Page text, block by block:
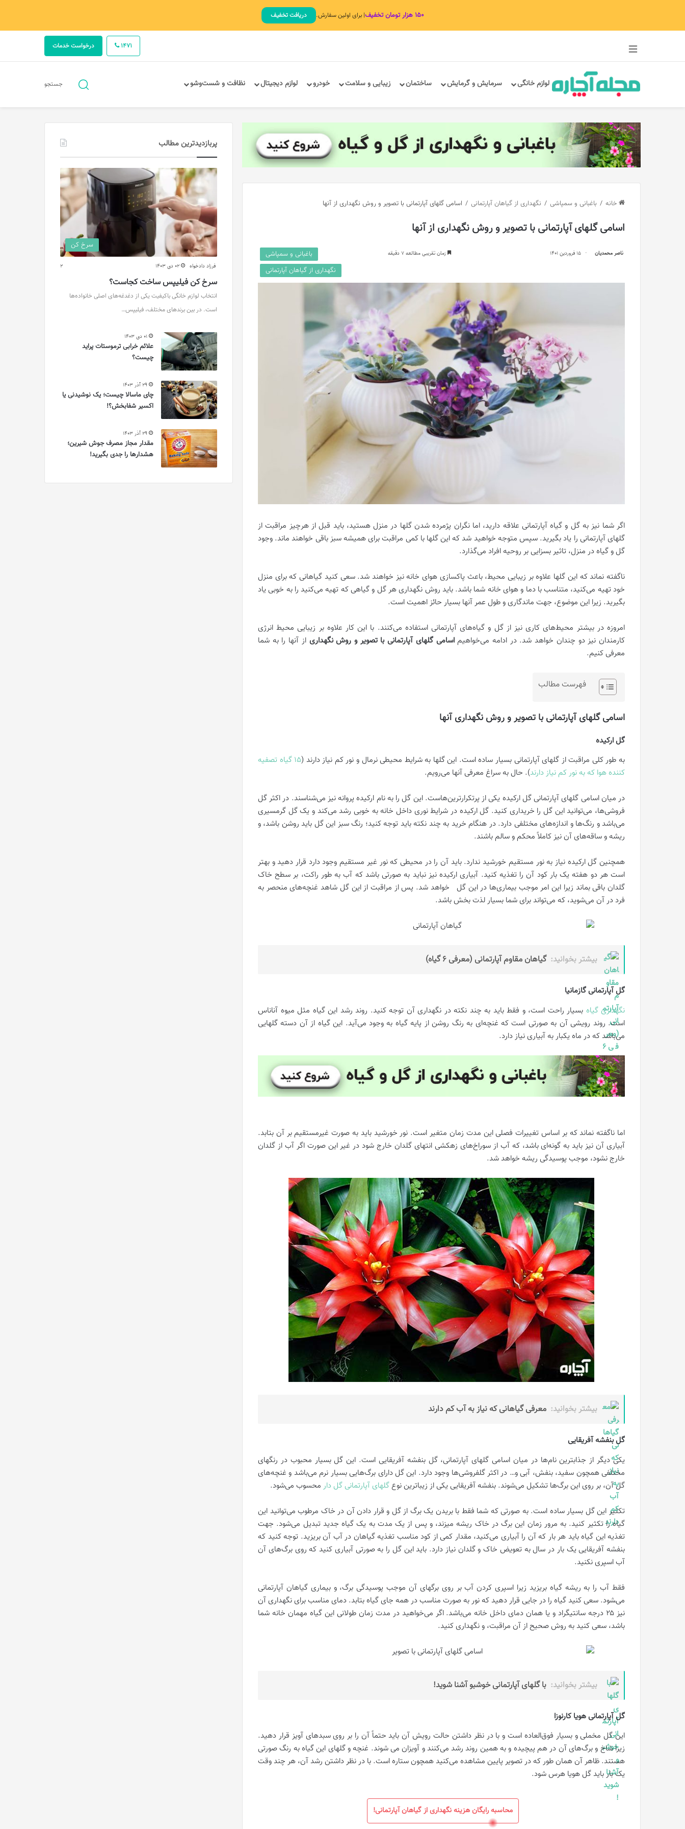
۱۵۰ هزار تومان تخفیف | برای اولین سفارش. دریافت تخفیف
درخواست خدمات 1471
لوازم خانگی سرمایش و گرمایش ساختمان زیبایی و سلامت خودرو لوازم دیجیتال نظافت و شست‌وشو جستجوجستجو
خانه / باغبانی و سمپاشی / نگهداری از گیاهان آپارتمانی / اسامی گلهای آپارتمانی با تصویر و روش نگهداری از آنها
اسامی گلهای آپارتمانی با تصویر و روش نگهداری از آنها
ناصر محمدیان 15 فروردین 1401 زمان تقریبی مطالعه 7 دقیقه
باغبانی و سمپاشی
نگهداری از گیاهان آپارتمانی
اگر شما نیز به گل و گیاه آپارتمانی علاقه دارید، اما نگران پژمرده شدن گلها در منزل هستید، باید قبل از هرچیز مراقبت از
گلهای آپارتمانی را یاد بگیرید. سپس متوجه خواهید شد که این گلها با کمی مراقبت برای همیشه سبز باقی خواهند ماند. وجود
گل و گیاه در منزل، تاثیر بسزایی بر روحیه افراد می‌گذارد.
ناگفته نماند که این گلها علاوه بر زیبایی محیط، باعث پاکسازی هوای خانه نیز خواهند شد. سعی کنید گیاهانی که برای منزل
خود تهیه می‌کنید، متناسب با دما و هوای خانه شما باشد. باید روش نگهداری هر گل و گیاهی که تهیه می‌کنید را به خوبی یاد
بگیرید. زیرا این موضوع، جهت ماندگاری و طول عمر آنها بسیار حائز اهمیت است.
امروزه در بیشتر محیط‌‌‌های کاری نیز از گل و گیاه‌های آپارتمانی استفاده می‌کنند. با این کار علاوه بر زیبایی محیط انرژی
کارمندان نیز دو چندان خواهد شد. در ادامه می‌خواهیماسامی گلهای آپارتمانی با تصویر و روش نگهداری از آنها را به شما
معرفی کنیم.
فهرست مطالب
اسامی گلهای آپارتمانی با تصویر و روش نگهداری آنها
گل ارکیده
به طور کلی مراقبت از گلهای آپارتمانی بسیار ساده است. این گلها به شرایط محیطی نرمال و نور کم نیاز دارند (
15 گیاه تصفیه
کننده هوا که به نور کم نیاز دارند). حال به سراغ معرفی آنها می‌رویم.
در میان اسامی گلهای آپارتمانی گل ارکیده یکی از پرتکرارترین‌هاست. این گل را به نام ارکیده پروانه نیز می‌شناسند. در اکثر گل
فروشی‌ها، می‌توانید این گل را خریداری کنید. گل ارکیده در شرایط نوری داخل خانه به خوبی رشد می‌کند و یک گل گرمسیری
می‌باشد و رنگ‌ها و اندازه‌های مختلفی دارد. در هنگام خرید به چند نکته باید توجه کنید؛ رنگ سبز این گل باید روشن باشد، و
ریشه و ساقه‌های آن نیز کاملاً محکم و سالم باشند.
همچنین گل ارکیده نیاز به نور مستقیم خورشید ندارد. باید آن را در محیطی که نور غیر مستقیم وجود دارد قرار دهید و بهتر
است هر دو هفته یک بار کود آن را تغذیه کنید. آبیاری ارکیده نیز نباید به صورتی باشد که آب به طور راکت، بر سطح خاک
گلدان باقی بماند زیرا این امر موجب بیماری‌ها در این گل خواهد شد. پس از مراقبت از این گل شاهد غنچه‌های منحصر به
فرد در آن می‌شوید، که می‌تواند برای شما بسیار لذت بخش باشد.
بیشتر بخوانید: گیاهان مقاوم آپارتمانی (معرفی 6 گیاه)
گل آپارتمانی گازمانیا
نگهداری گیاه بسیار راحت است، و فقط باید به چند نکته در نگهداری آن توجه کنید. روند رشد این گیاه مثل میوه آناناس
است. روند رویشی آن به صورتی است که غنچه‌ای به رنگ روشن از پایه گیاه به وجود می‌آید. این گیاه از آن دسته گلهایی
می‌باشد که در ماه یکبار به آبیاری نیاز دارد.
اما ناگفته نماند که بر اساس تغییرات فصلی این مدت زمان متغیر است. نور خورشید باید به صورت غیرمستقیم بر آن بتابد.
آبیاری آن نیز باید به گونه‌ای باشد، که آب از سوراخ‌های زهکشی انتهای گلدان خارج شود در غیر این صورت اگر آب از گلدان
خارج نشود، موجب پوسیدگی ریشه خواهد شد.
بیشتر بخوانید: معرفی گیاهانی که نیاز به آب کم دارند
گل بنفشه آفریقایی
یکی دیگر از جذابترین نام‌ها در میان اسامی گلهای آپارتمانی، گل بنفشه آفریقایی است. این گل بسیار محبوب در رنگهای
مختلفی همچون سفید، بنفش، آبی و… در اکثر گلفروشی‌ها وجود دارد. این گل دارای برگ‌هایی بسیار نرم می‌باشد و غنچه‌های
گل آن، بر روی این برگ‌ها تشکیل می‌شوند. بنفشه آفریقایی یکی از زیباترین نوعگلهای آپارتمانی گل دار محسوب می‌شود.
تکثیر این گل بسیار ساده است. به صورتی که شما فقط با بریدن یک برگ از گل و قرار دادن آن در خاک مرطوب می‌توانید این
گیاه را تکثیر کنید. به مرور زمان این برگ در خاک ریشه میزند، و پس از یک مدت به یک گیاه جدید تبدیل می‌شود. جهت
تغذیه این گیاه باید هر بار که آن را آبیاری می‌کنید، مقدار کمی از کود مناسب تغذیه گیاهان در آب آن بریزید. توجه کنید که
بنفشه آفریقایی یک بار در سال به تعویض خاک و گلدان نیاز دارد. باید این گل را به صورتی آبیاری کنید که روی برگ‌های آن
آب اسپری نکنید.
فقط آب را به ریشه گیاه بریزید زیرا اسپری کردن آب بر روی برگهای آن موجب پوسیدگی برگ، و بیماری گیاهان آپارتمانی
می‌‍شود. سعی کنید گیاه را در جایی قرار دهید که نور به صورت مناسب در همه جای گیاه بتابد. دمای مناسب برای نگهداری آن
نیز ۲۵ درجه سانتیگراد و یا همان دمای داخل خانه می‌باشد. اگر می‌خواهید در مدت زمان طولانی این گیاه مهمان خانه شما
باشد، سعی کنید به روش صحیح از آن مراقبت، و نگهداری کنید.
بیشتر بخوانید: با گلهای آپارتمانی خوشبو آشنا شوید!
گل آپارتمانی هویا کارنوزا
این گل مخملی و بسیار فوق‌العاده است و با در نظر داشتن حالت رویش آن باید حتماً آن را بر روی سبدهای آویز قرار دهید.
زیرا شاخ و برگ‌های آن در هم پیچیده و به همین روند رشد می‌کنند و آویزان می شوند. غنچه و گلهای این گیاه به رنگ صورتی
هستند. ظاهر آن همان طور که در تصویر پایین مشاهده می‌کنید همچون ستاره است. با در نظر داشتن رشد آن، هر چند وقت
یک بار باید گل هویا هرس شود.
محاسبه رایگان هزینه نگهداری از گیاهان آپارتمانی!
پربازدیدترین مطالب
سرخ کن
فرزاد دادخواه 02 دی 1403 2
سرخ کن فیلیپس ساخت کجاست؟
انتخاب لوازم خانگی باکیفیت یکی از دغدغه‌های اصلی خانواده‌ها
است. در بین برندهای مختلف، فیلیپس…
01 دی 1403
علائم خرابی ترموستات پراید
چیست؟
29 آذر 1403
چای ماسالا چیست؛ یک نوشیدنی یا
اکسیر شفابخش؟!
29 آذر 1403
مقدار مجاز مصرف جوش شیرین؛
هشدارها را جدی بگیرید!